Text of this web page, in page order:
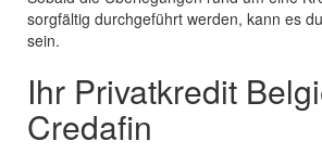
sorgfältig durchgeführt werden, kann es
sein.
Ihr Privatkredit
Credafin